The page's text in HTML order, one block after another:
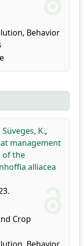
Behavior
Süveges, K.,
management
of the
alliacea
Crop